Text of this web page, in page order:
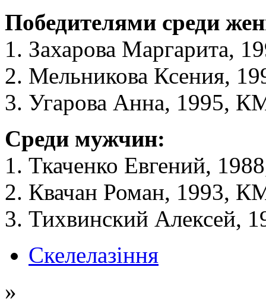
Победителями среди
1. Захарова
2. Мельникова Ксения,
3. Угарова Анна, 1995,
Среди мужчин:
1. Ткаченко Евгений,
2. Квачан Роман, 1993,
3. Тихвинский
Скелелазіння
»